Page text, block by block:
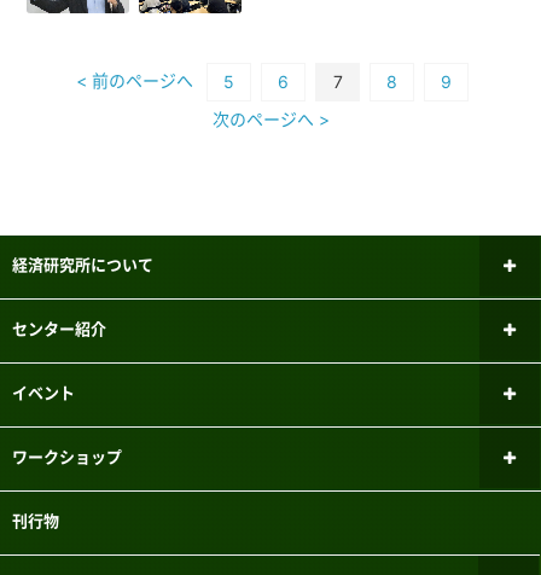
< 前のページへ 5 6 7 8
9
次のページへ >
経済研究所について
所長あいさつ
メーリングリスト
センター紹介
ファイナンシャル・ジェロントロジー
国際経済学研究センター
イベント
新しいお知らせ
ワークショップ
ミクロ経済学ワークショップ
刊行物